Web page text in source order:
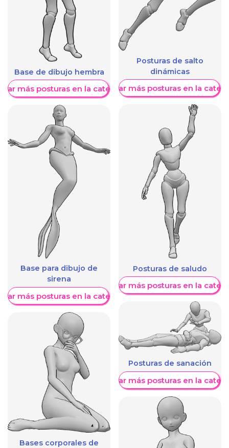
Base de dibujo hembra
más posturas en la categoría
Base para dibujo de
sirena
más posturas en la categoría
Bases corporales de
Posturas de salto
dinámicas
Mostrar más posturas en la
Posturas de saludo
Mostrar más posturas en la
Posturas de sanación
Mostrar más posturas en la